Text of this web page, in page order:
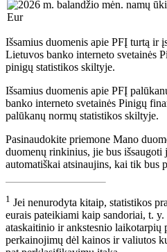
Išsamius duomenis apie PFĮ turtą ir
Lietuvos banko interneto svetainės
pinigų statistikos skiltyje.
Išsamius duomenis apie PFĮ
banko interneto svetainės Pinigų
palūkanų normų statistikos skiltyje.
Pasinaudokite priemone Mano
duomenų rinkinius, jie bus išsaugoti
automatiškai atsinaujins, kai tik bus
1 Jei nenurodyta kitaip, statistikos
eurais pateikiami kaip sandoriai, t.
ataskaitinio ir ankstesnio laikotarpių
perkainojimų dėl kainos ir valiutos